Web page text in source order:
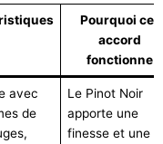
Pourquoi cet
accord
fonctionne
avec
de
Le Pinot Noir
apporte une
finesse et une